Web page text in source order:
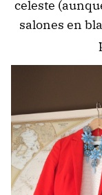
celeste
salones en